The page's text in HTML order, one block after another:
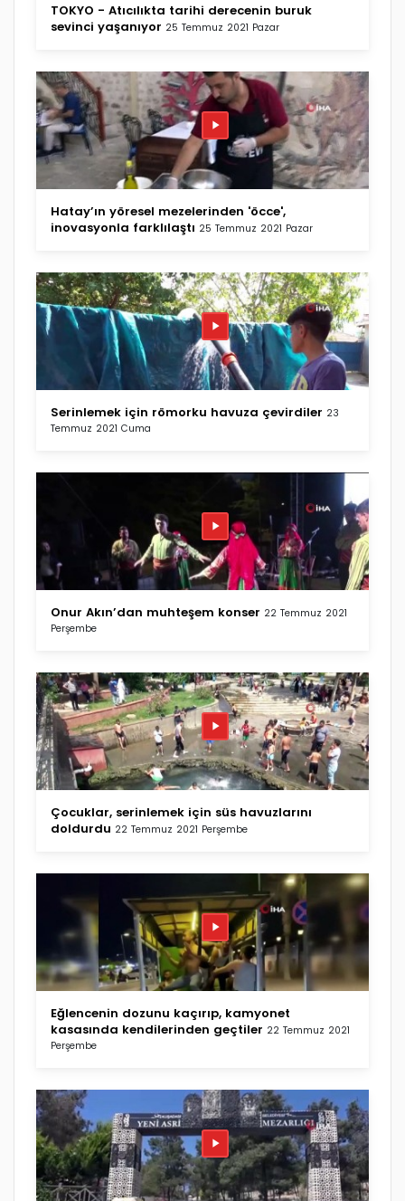
TOKYO - Atıcılıkta tarihi derecenin buruk
sevinci yaşanıyor 25 Temmuz 2021 Pazar
Hatay’ın yöresel mezelerinden 'öcce',
inovasyonla farklılaştı 25 Temmuz 2021 Pazar
Serinlemek için römorku havuza çevirdiler 23
Temmuz 2021 Cuma
Onur Akın’dan muhteşem konser 22 Temmuz 2021
Perşembe
Çocuklar, serinlemek için süs havuzlarını
doldurdu 22 Temmuz 2021 Perşembe
Eğlencenin dozunu kaçırıp, kamyonet
kasasında kendilerinden geçtiler 22 Temmuz 2021
Perşembe